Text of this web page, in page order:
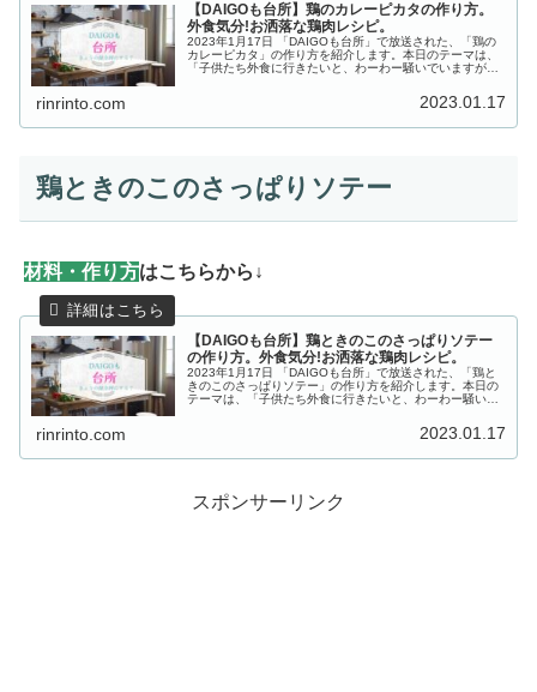
【DAIGOも台所】鶏のカレーピカタの作り方。
外食気分!お洒落な鶏肉レシピ。
2023年1月17日 「DAIGOも台所」で放送された、「鶏の
カレーピカタ」の作り方を紹介します。本日のテーマは、
「子供たち外食に行きたいと、わーわー騒いでいますがう
rinrinto.com 2023.01.17
鶏ときのこのさっぱりソテー
材料・作り方はこちらから↓
【DAIGOも台所】鶏ときのこのさっぱりソテー
の作り方。外食気分!お洒落な鶏肉レシピ。
2023年1月17日 「DAIGOも台所」で放送された、「鶏と
きのこのさっぱりソテー」の作り方を紹介します。本日の
テーマは、「子供たち外食に行きたいと、わーわー騒いで
rinrinto.com 2023.01.17
スポンサーリンク